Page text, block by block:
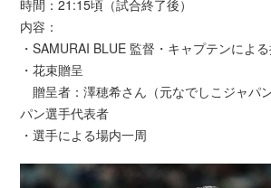
時間：21:15頃（試合終了後）
内容：
・SAMURAI BLUE 監督・キャプテンによ
・花束贈呈
贈呈者：澤穂希さん（元なでしこジャパ
パン選手代表者
・選手による場内一周